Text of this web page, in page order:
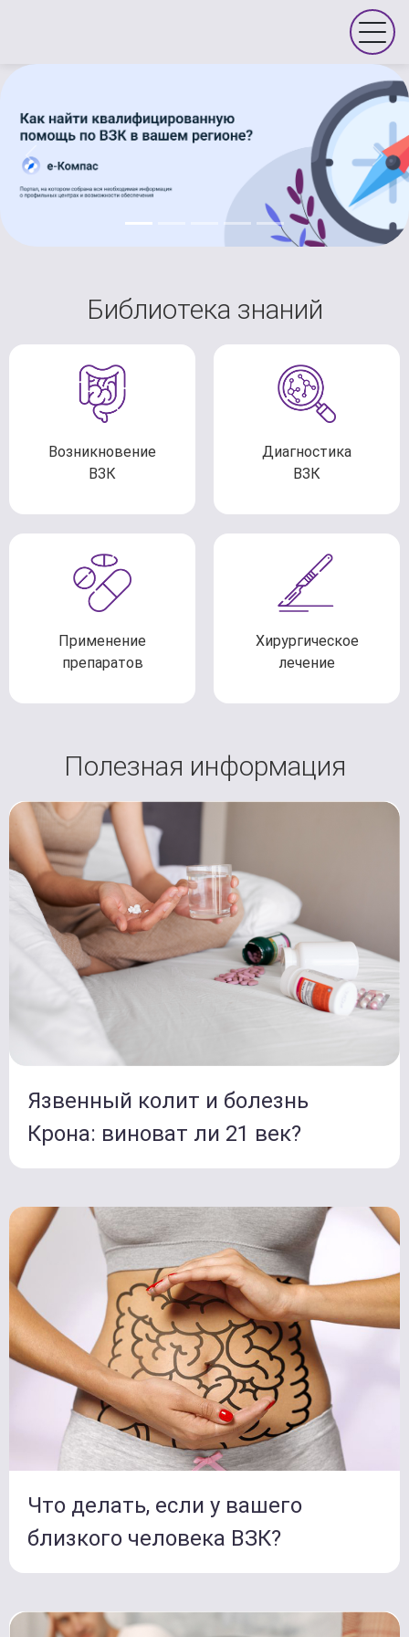
Previous Next
Библиотека знаний
Возникновение
ВЗК
Диагностика
ВЗК
Применение
препаратов
Хирургическое
лечение
Полезная информация
Язвенный колит и болезнь
Крона: виноват ли 21 век?
Что делать, если у вашего
близкого человека ВЗК?